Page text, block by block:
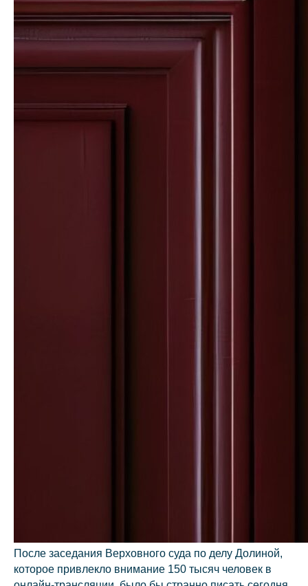
После заседания Верховного суда по делу Долиной,
которое привлекло внимание 150 тысяч человек в